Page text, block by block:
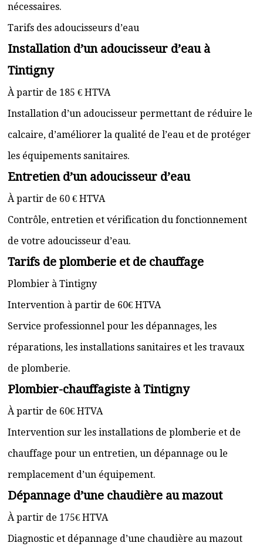
nécessaires.
Tarifs des adoucisseurs d’eau
Installation d’un adoucisseur d’eau à
Tintigny
À partir de 185 € HTVA
Installation d’un adoucisseur permettant de réduire le
calcaire, d’améliorer la qualité de l’eau et de protéger
les équipements sanitaires.
Entretien d’un adoucisseur d’eau
À partir de 60 € HTVA
Contrôle, entretien et vérification du fonctionnement
de votre adoucisseur d’eau.
Tarifs de plomberie et de chauffage
Plombier à Tintigny
Intervention à partir de 60€ HTVA
Service professionnel pour les dépannages, les
réparations, les installations sanitaires et les travaux
de plomberie.
Plombier-chauffagiste à Tintigny
À partir de 60€ HTVA
Intervention sur les installations de plomberie et de
chauffage pour un entretien, un dépannage ou le
remplacement d’un équipement.
Dépannage d’une chaudière au mazout
À partir de 175€ HTVA
Diagnostic et dépannage d’une chaudière au mazout